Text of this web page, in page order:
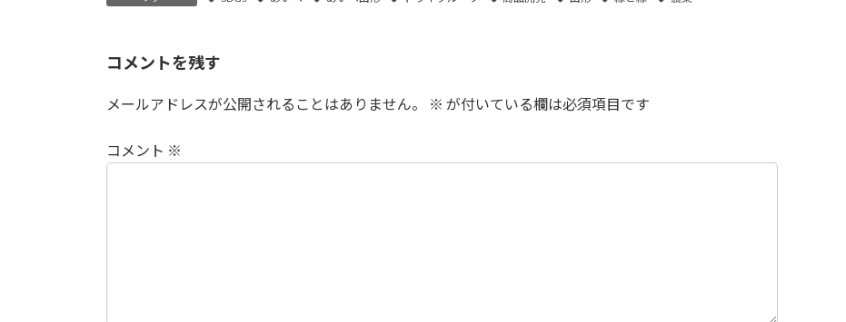
コメントを残す
メールアドレスが公開されることはありません。 ※ が付いている欄は必須項目です
コメント ※